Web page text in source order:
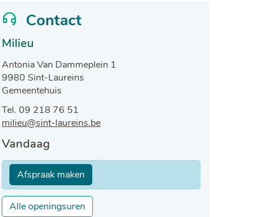
Contact
Milieu
Adres
Antonia Van Dammeplein 1
,9980 Sint-Laureins
Gemeentehuis
Tel. 09 218 76 51
E-
milieu@sint-laureins.be
Openingsuren
Vandaag
Afspraak maken
Alle openingsuren